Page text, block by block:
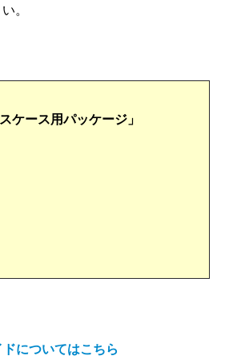
。
ケース用パッケージ」
についてはこちら